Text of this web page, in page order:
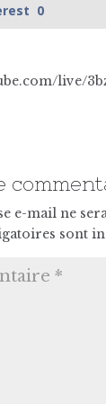
0
live/
e-mail ne
sont